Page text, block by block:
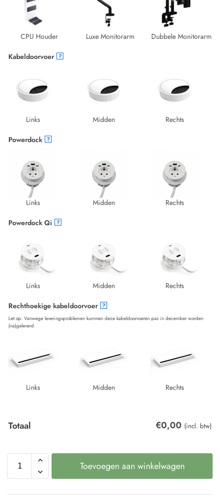
CPU Houder Luxe Monitorarm Dubbele Monitorarm
Kabeldoorvoer ?
Links Midden Rechts
Powerdock ?
Links Midden Rechts
Powerdock Qi ?
Links Midden Rechts
Rechthoekige kabeldoorvoer ?
Let op: Vanwege leveringsproblemen kunnnen deze kabeldoorvoeren pas in december worden
(na)geleverd.
Links Midden Rechts
Totaal €0,00 (incl. btw)
Toevoegen aan winkelwagen